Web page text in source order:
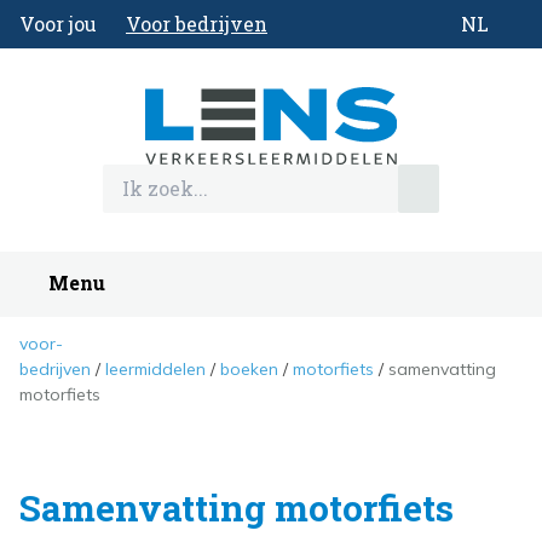
Voor jou Voor bedrijven NL
Menu
voor-
bedrijven
leermiddelen boeken motorfiets
samenvatting
motorfiets
Samenvatting motorfiets